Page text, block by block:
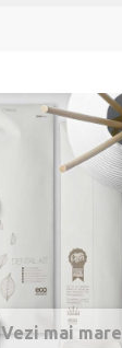
Vezi mai mare